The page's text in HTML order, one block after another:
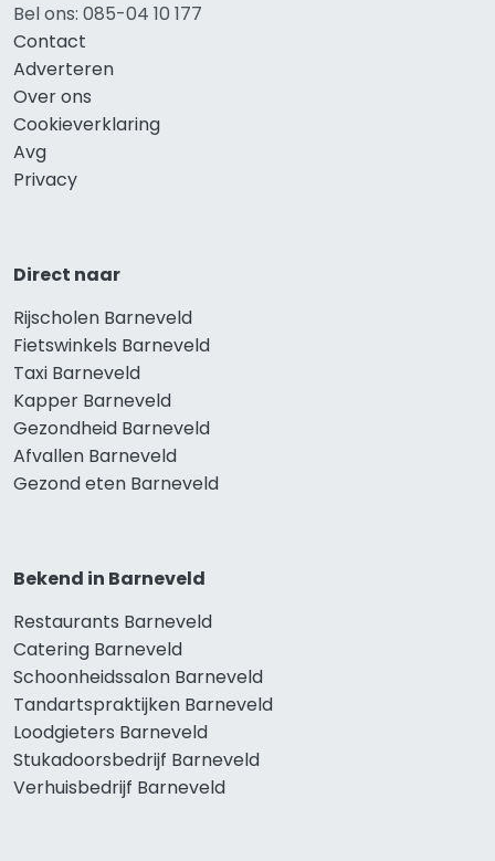
Bel ons: 085-04 10 177
Contact
Adverteren
Over ons
Cookieverklaring
Avg
Privacy
Direct naar
Rijscholen Barneveld
Fietswinkels Barneveld
Taxi Barneveld
Kapper Barneveld
Gezondheid Barneveld
Afvallen Barneveld
Gezond eten Barneveld
Bekend in Barneveld
Restaurants Barneveld
Catering Barneveld
Schoonheidssalon Barneveld
Tandartspraktijken Barneveld
Loodgieters Barneveld
Stukadoorsbedrijf Barneveld
Verhuisbedrijf Barneveld